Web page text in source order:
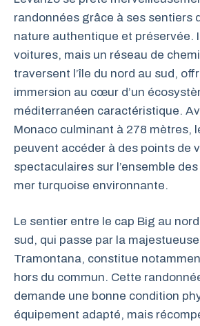
randonnées grâce à ses sentiers
nature authentique et préservée.
voitures, mais un réseau de
traversent l’île du nord au sud,
immersion au cœur d’un
méditerranéen caractéristique.
Monaco culminant à 278 mètres,
peuvent accéder à des points de
spectaculaires sur l’ensemble
mer turquoise environnante.
Le sentier entre le cap Big au
sud, qui passe par la
Tramontana, constitue
hors du commun. Cette
demande une bonne condition
équipement adapté, mais